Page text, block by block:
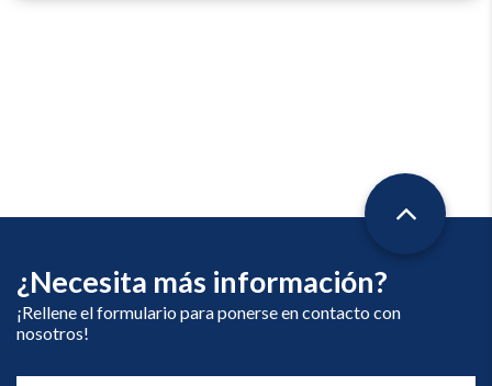
¿Necesita más información?
¡Rellene el formulario para ponerse en contacto con
nosotros!